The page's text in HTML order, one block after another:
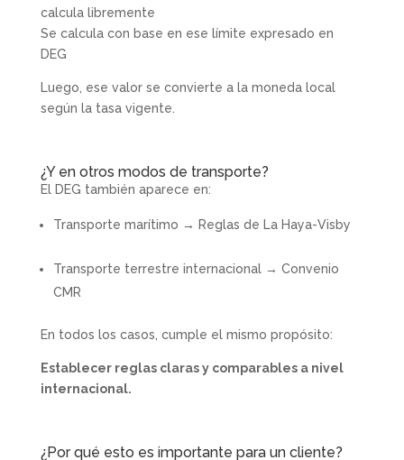
calcula libremente
Se calcula con base en ese límite expresado en
DEG
Luego, ese valor se convierte a la moneda local
según la tasa vigente.
¿Y en otros modos de transporte?
El DEG también aparece en:
Transporte marítimo → Reglas de La Haya-Visby
Transporte terrestre internacional → Convenio
CMR
En todos los casos, cumple el mismo propósito:
Establecer reglas claras y comparables a nivel
internacional.
¿Por qué esto es importante para un cliente?